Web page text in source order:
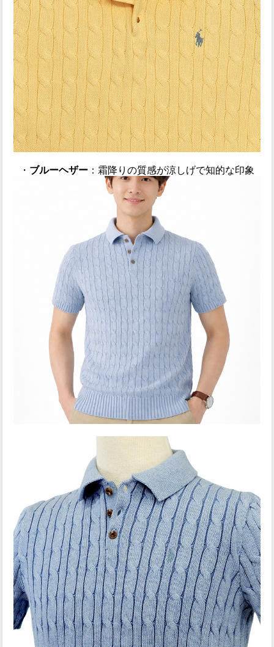
・ ブルーヘザー ：霜降りの質感が涼しげで知的な印象